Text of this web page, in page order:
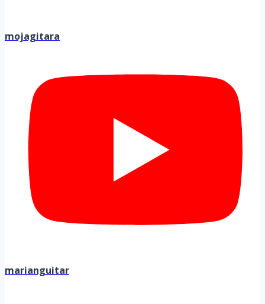
mojagitara
marianguitar